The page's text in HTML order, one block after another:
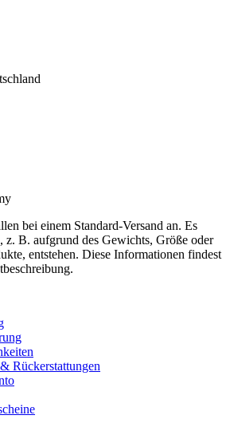
bei einem Standard-Versand an. Es
z. B. aufgrund des Gewichts, Größe oder
entstehen. Diese Informationen findest
Rückerstattungen